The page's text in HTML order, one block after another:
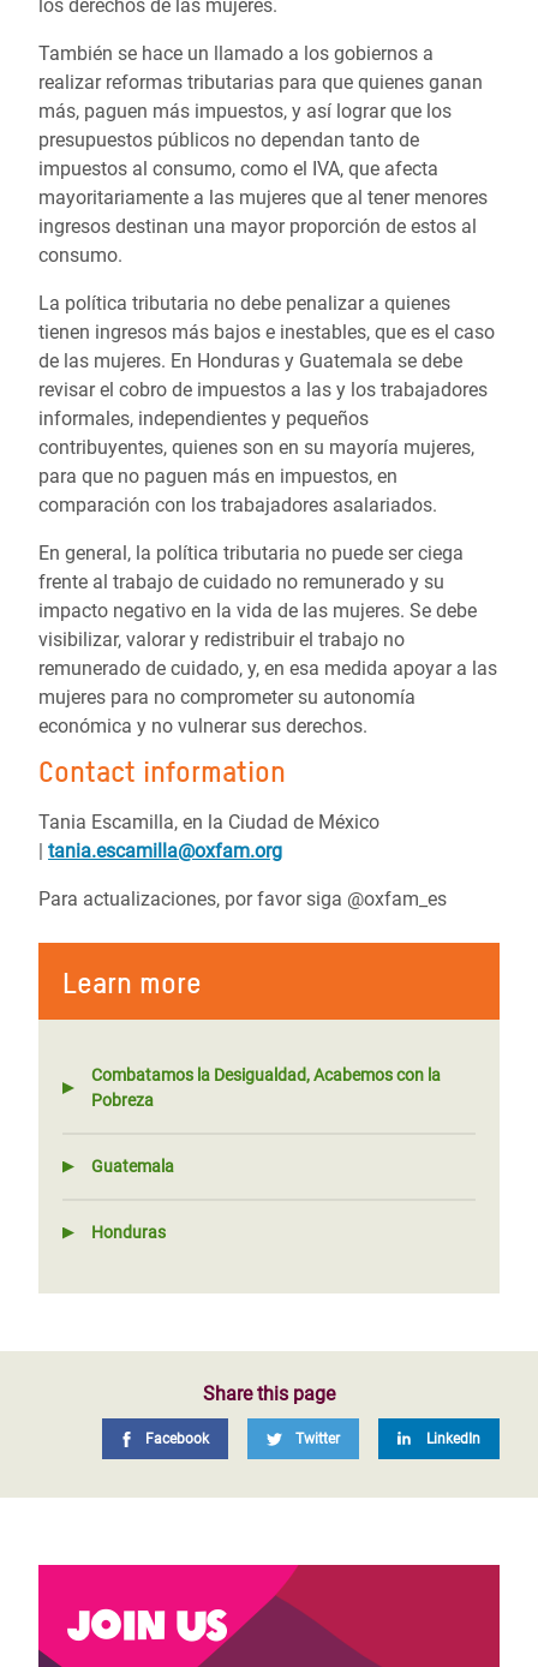
los derechos de las mujeres.
También se hace un llamado a los gobiernos a
realizar reformas tributarias para que quienes ganan
más, paguen más impuestos, y así lograr que los
presupuestos públicos no dependan tanto de
impuestos al consumo, como el IVA, que afecta
mayoritariamente a las mujeres que al tener menores
ingresos destinan una mayor proporción de estos al
consumo.
La política tributaria no debe penalizar a quienes
tienen ingresos más bajos e inestables, que es el caso
de las mujeres. En Honduras y Guatemala se debe
revisar el cobro de impuestos a las y los trabajadores
informales, independientes y pequeños
contribuyentes, quienes son en su mayoría mujeres,
para que no paguen más en impuestos, en
comparación con los trabajadores asalariados.
En general, la política tributaria no puede ser ciega
frente al trabajo de cuidado no remunerado y su
impacto negativo en la vida de las mujeres. Se debe
visibilizar, valorar y redistribuir el trabajo no
remunerado de cuidado, y, en esa medida apoyar a las
mujeres para no comprometer su autonomía
económica y no vulnerar sus derechos.
Contact information
Tania Escamilla, en la Ciudad de México
| tania.escamilla@oxfam.org
Para actualizaciones, por favor siga @oxfam_es
Learn more
Combatamos la Desigualdad, Acabemos con la
Pobreza
Guatemala
Honduras
Share this page
Facebook Twitter LinkedIn
Join us